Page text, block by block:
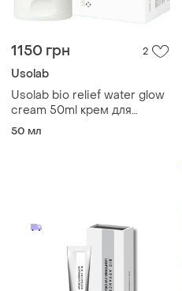
1150 грн 2
Usolab
Usolab bio relief water glow
cream 50ml крем для
обличчя
50 мл